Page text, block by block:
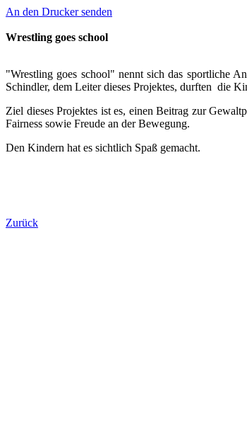
An den Drucker senden
Wrestling goes school
"Wrestling goes school" nennt sich das sportliche
Schindler, dem Leiter dieses Projektes, durften die
Ziel dieses Projektes ist es, einen Beitrag zur
Fairness sowie Freude an der Bewegung.
Den Kindern hat es sichtlich Spaß gemacht.
Zurück